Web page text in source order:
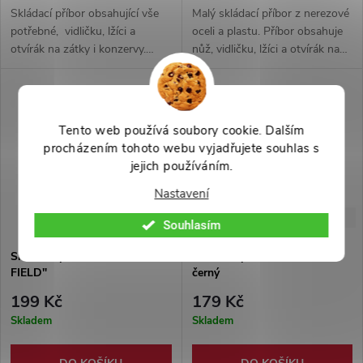
Tento web používá soubory cookie. Dalším
procházením tohoto webu vyjadřujete souhlas s
jejich používáním.
Nastavení
Souhlasím
Skládací příbor obsahující vše
potřebné, vidličku, lžíci a
otvírák na zátky i konzervy.
Váha pouhých 72 g, vyrobeno z
nerezové oceli.
Malý skládací příbor z nerezové
oceli a plastu. Příbor obsahuje
nůž, vidličku, lžíci a otvírák na
lahve a konzervy. Příbor lze
rozložit na 2 díly.
-33%
Skládací příbor "OUTDOOR
FIELD"
199 Kč
Skladem
-40%
černý
179 Kč
Skladem